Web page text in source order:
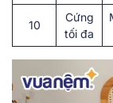
10
Cứng
tối đa